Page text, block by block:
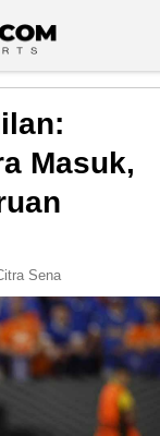
Masuk,
Sena